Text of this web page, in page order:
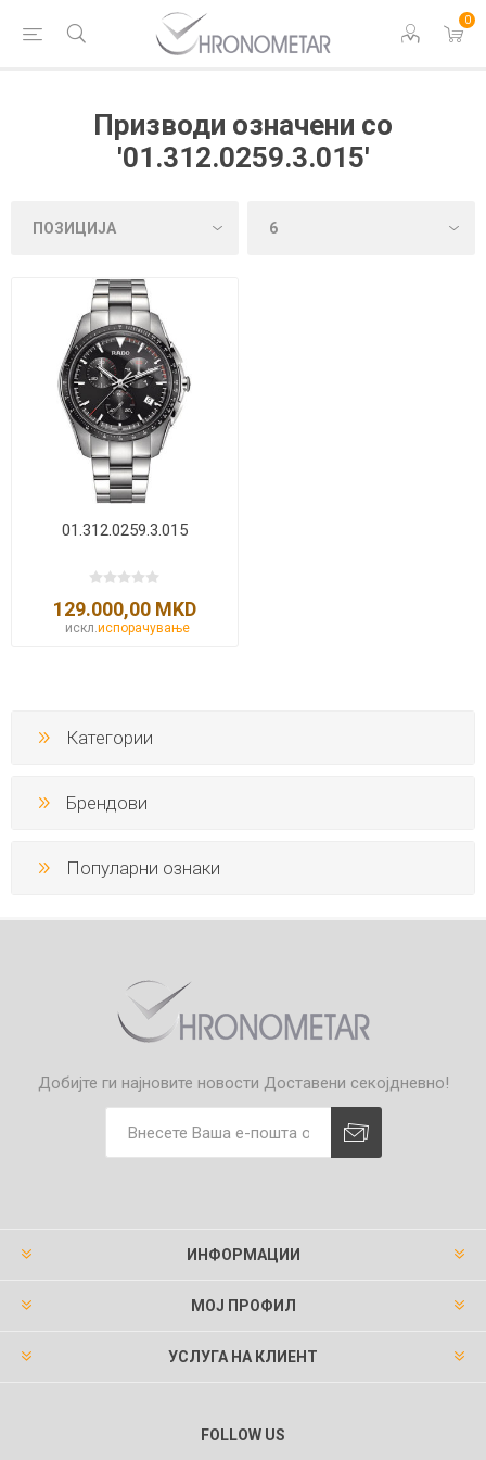
0
Призводи означени со
'01.312.0259.3.015'
01.312.0259.3.015
129.000,00 MKD
искл. испорачување
Категории
Брендови
Популарни ознаки
Добијте ги најновите новости Доставени секојдневно!
ИНФОРМАЦИИ
МОЈ ПРОФИЛ
УСЛУГА НА КЛИЕНТ
FOLLOW US